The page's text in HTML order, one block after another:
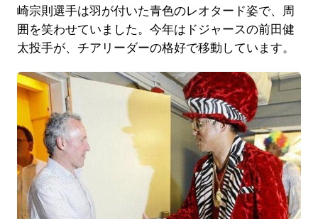
崎宗則選手は羽が付いた青色のレオタード姿で、周
囲を笑わせていました。今年はドジャースの前田健
太投手が、チアリーダーの格好で移動しています。